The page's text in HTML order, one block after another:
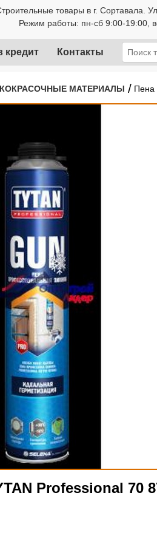
товары в г. Сортавала.
Режим работы: пн-сб 9:00-19:00,
кредит Контакты
МАТЕРИАЛЫ / Пена
Professional 70